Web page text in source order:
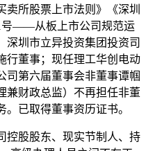
所股票上市法则》《深圳
号——从板上市公司规范运
深圳市立异投资集团投资司
行董事；现任理工华创电动
司第六届董事会非董事谭帼
兼财政总监）不再担任非董
已取得董事资历证书。
股股东、现实节制人、持